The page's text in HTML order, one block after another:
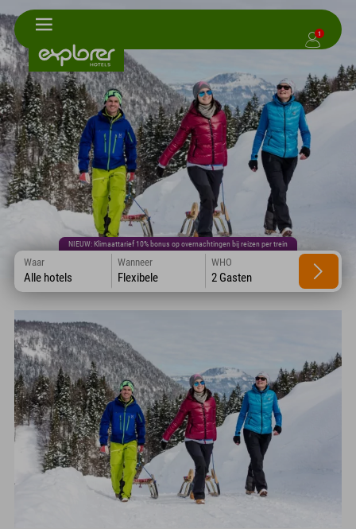
1
NIEUW: Klimaattarief 10% bonus op overnachtingen bij reizen per trein
Waar
Alle hotels
Wanneer
Flexibele
WHO
2 Gasten